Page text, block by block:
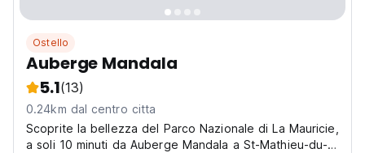
Ostello
Auberge Mandala
5.1(13)
0.24km dal centro citta
Scoprite la bellezza del Parco Nazionale di La Mauricie,
a soli 10 minuti da Auberge Mandala a St-Mathieu-du-